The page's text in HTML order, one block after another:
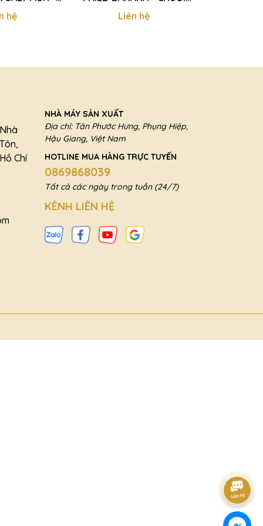
CHAY 200g
hệ
CHIÊN MÈ 360g
Liên hệ
Chí
NHÀ MÁY SẢN XUẤT
Địa chỉ: Tân Phước Hưng, Phụng Hiệp,
Hậu Giang, Việt Nam
HOTLINE MUA HÀNG TRỰC TUYẾN
0869868039
Tất cả các ngày trong tuần (24/7)
KÊNH LIÊN HỆ